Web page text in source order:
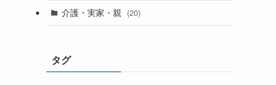
介護・実家・親 (20)
タグ